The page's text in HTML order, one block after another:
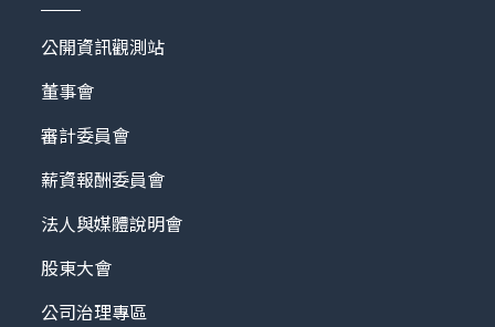
公開資訊觀測站
董事會
審計委員會
薪資報酬委員會
法人與媒體說明會
股東大會
公司治理專區